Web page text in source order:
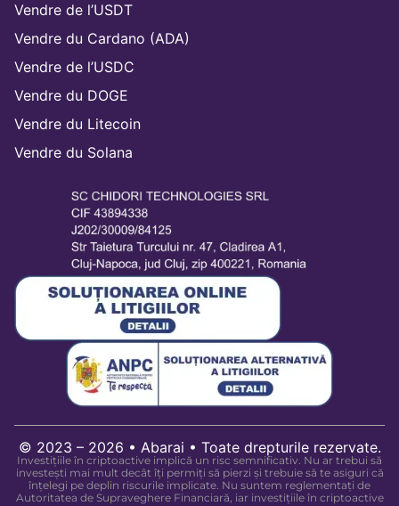
Vendre de l’USDT
Vendre du Cardano (ADA)
Vendre de l’USDC
Vendre du DOGE
Vendre du Litecoin
Vendre du Solana
© 2023 – 2026 • Abarai • Toate drepturile rezervate.
Investițiile în criptoactive implică un risc semnificativ. Nu ar trebui să
investești mai mult decât îți permiți să pierzi și trebuie să te asiguri că
înțelegi pe deplin riscurile implicate. Nu suntem reglementați de
Autoritatea de Supraveghere Financiară, iar investițiile în criptoactive